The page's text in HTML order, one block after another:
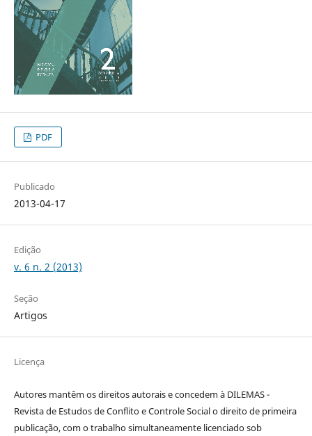
PDF
Publicado
2013-04-17
Edição
v. 6 n. 2 (2013)
Seção
Artigos
Licença
Autores mantêm os direitos autorais e concedem à DILEMAS -
Revista de Estudos de Conflito e Controle Social o direito de primeira
publicação, com o trabalho simultaneamente licenciado sob